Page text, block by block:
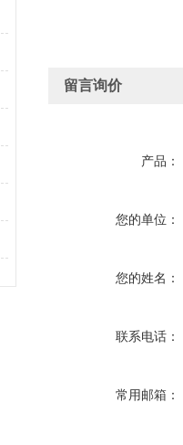
留言询价
产品：
您的单位：
您的姓名：
联系电话：
常用邮箱：